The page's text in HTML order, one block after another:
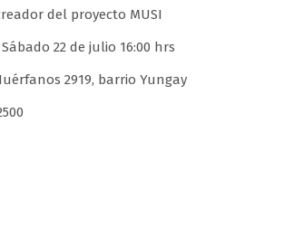
del proyecto MUSI
Sábado 22 de julio 16:00 hrs
2919, barrio Yungay